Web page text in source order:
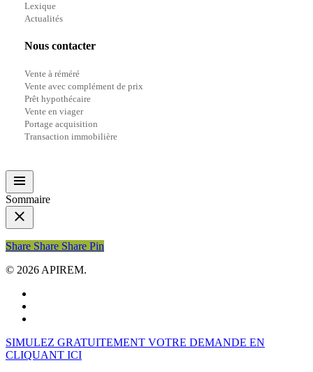
Lexique
Actualités
Nous contacter
Vente à réméré
Vente avec complément de prix
Prêt hypothécaire
Vente en viager
Portage acquisition
Transaction immobilière
Sommaire
Share
Share Share Share Pin
© 2026 APIREM.
Close
Menu
SIMULEZ GRATUITEMENT VOTRE DEMANDE EN
CLIQUANT ICI